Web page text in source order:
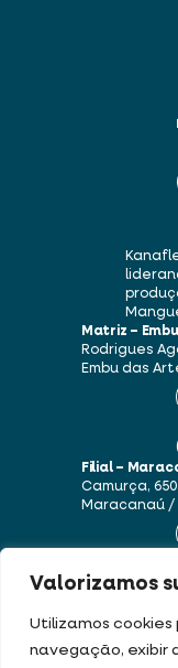
Valorizamos
Utilizamos
navegação, exibir
Matriz –
Rodrigues
Embu das
Filial –
Camurça, 650
Maracanaú /